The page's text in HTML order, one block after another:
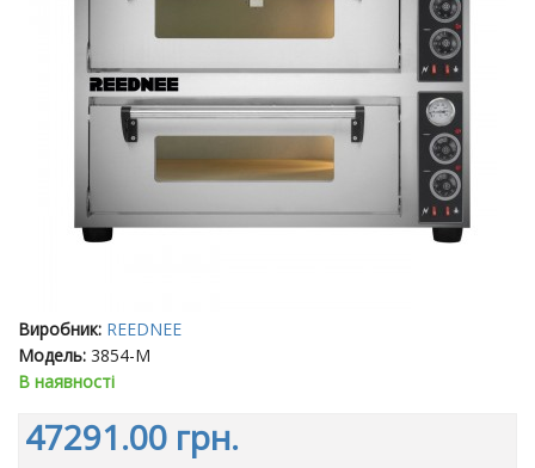
Виробник: REEDNEE
Модель: 3854-M
В наявності
47291.00 грн.